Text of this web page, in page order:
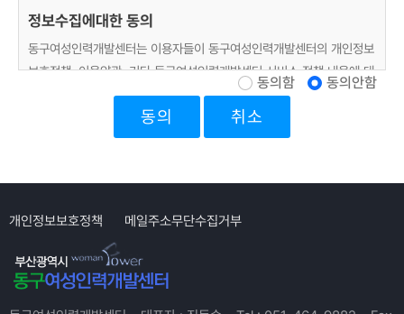
제 2조 (용어 정의)
이 약관에서 사용하는 용어는 다음과 같습니다.
가. '회원'이라 함은 서비스를 제공받기 위해 센터가 인정하는 절차를 통
해 가입하여 이용자번호(ID)를 부여 받은 사람을 말합니다.
나. '이용자번호(ID)'라 함은 가입회원의 식별과 회원의 서비스 이용을
위해 고객이 선정하고 센터가 부여하는 문자와 숫자의 조합을 말합니다.
이 약관에서 사용하는 용어의 정의는 제1항에서 정하는 것을 제외하고는
관계법령 및 서비스 이용안내에서 정하는 바에 따릅니다.
제 3 조 (약관외 적용범위)
정보수집에대한 동의
동구여성인력개발센터는 이용자들이 동구여성인력개발센터의 개인정보
보호정책, 이용약관, 기타 동구여성인력개발센터 서비스 정책 내용에 대
하여 <동의> 버튼 또는 <취소> 버튼을 클릭할 수 있는 절차를 마련하
여, <동의> 버튼을 클릭하면 개인정보 수집에 대해 동의한 것으로 봅니
개인정보의 수집목적 및 이용목적
어 있는 성명, 주민등록번호 등의 사항에 의하여 당해 개인을 식별할 수
있는 정보(당해 정보만으로는 특정 개인을 식별할 수 없더라도 다른 정
보와 용이하게 결합하여 식별할 수 있는 것을 포함)를 말합니다.
동의함 동의안함
취소
개인정보보호정책 메일주소무단수집거부